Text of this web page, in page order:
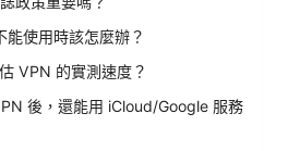
能使用時該怎麼辦？
VPN 的實測速度？
後，還能用 iCloud/Google 服務